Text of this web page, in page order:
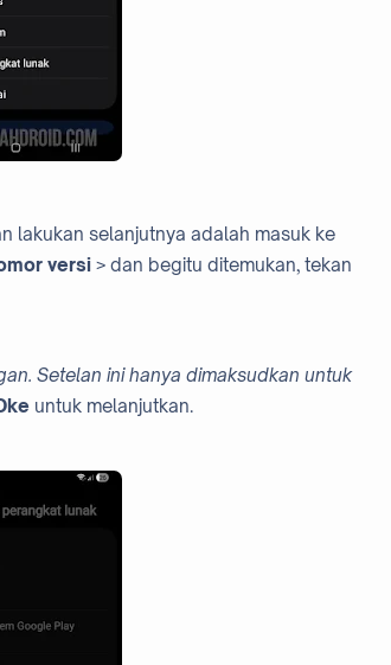
lakukan selanjutnya adalah masuk ke
versi> dan begitu ditemukan, tekan
Setelan ini hanya dimaksudkan untuk
untuk melanjutkan.